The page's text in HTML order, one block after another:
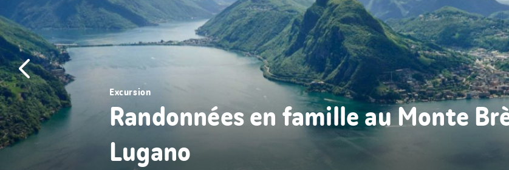
Excursion
Randonnées en famille au Monte
Lugano